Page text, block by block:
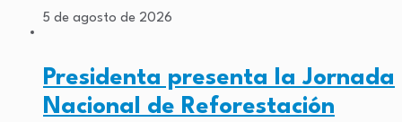
5 de agosto de 2026
Presidenta presenta la Jornada
Nacional de Reforestación